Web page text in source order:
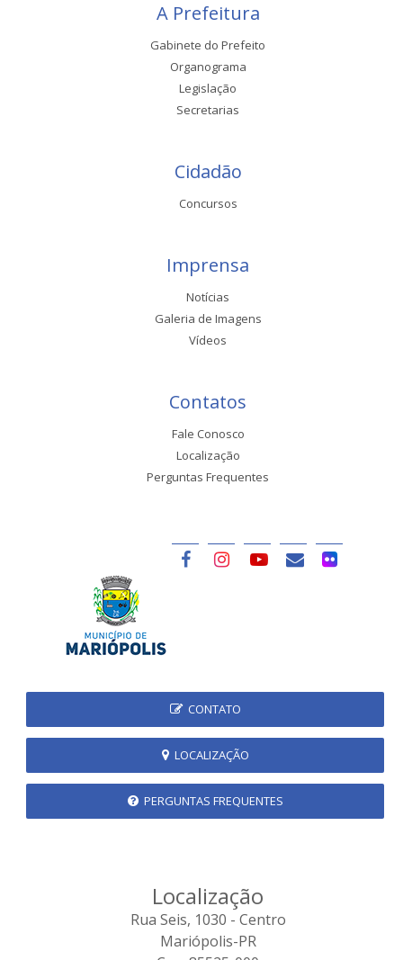
A Prefeitura
Gabinete do Prefeito
Organograma
Legislação
Secretarias
Cidadão
Concursos
Imprensa
Notícias
Galeria de Imagens
Vídeos
Contatos
Fale Conosco
Localização
Perguntas Frequentes
CONTATO
LOCALIZAÇÃO
PERGUNTAS FREQUENTES
Localização
Rua Seis, 1030 - Centro
Mariópolis-PR